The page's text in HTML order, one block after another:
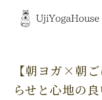
【朝ヨガ×朝
らせと心地の